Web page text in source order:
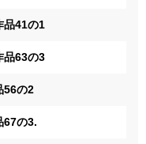
品41の1
品63の3
56の2
67の3.